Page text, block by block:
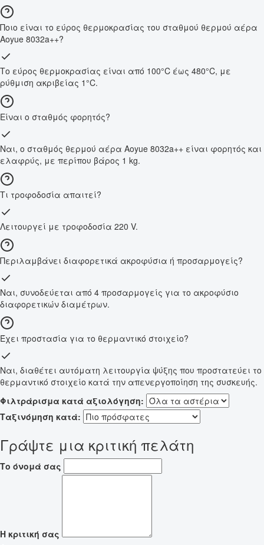
Ποιο είναι το εύρος θερμοκρασίας του σταθμού θερμού αέρα
Aoyue 8032a++?
Το εύρος θερμοκρασίας είναι από 100°C έως 480°C, με
ρύθμιση ακριβείας 1°C.
Είναι ο σταθμός φορητός?
Ναι, ο σταθμός θερμού αέρα Aoyue 8032a++ είναι φορητός και
ελαφρύς, με περίπου βάρος 1 kg.
Τι τροφοδοσία απαιτεί?
Λειτουργεί με τροφοδοσία 220 V.
Περιλαμβάνει διαφορετικά ακροφύσια ή προσαρμογείς?
Ναι, συνοδεύεται από 4 προσαρμογείς για το ακροφύσιο
διαφορετικών διαμέτρων.
Έχει προστασία για το θερμαντικό στοιχείο?
Ναι, διαθέτει αυτόματη λειτουργία ψύξης που προστατεύει το
θερμαντικό στοιχείο κατά την απενεργοποίηση της συσκευής.
Φιλτράρισμα κατά αξιολόγηση:
Ταξινόμηση κατά:
Γράψτε μια κριτική πελάτη
Το όνομά σας
Η κριτική σας